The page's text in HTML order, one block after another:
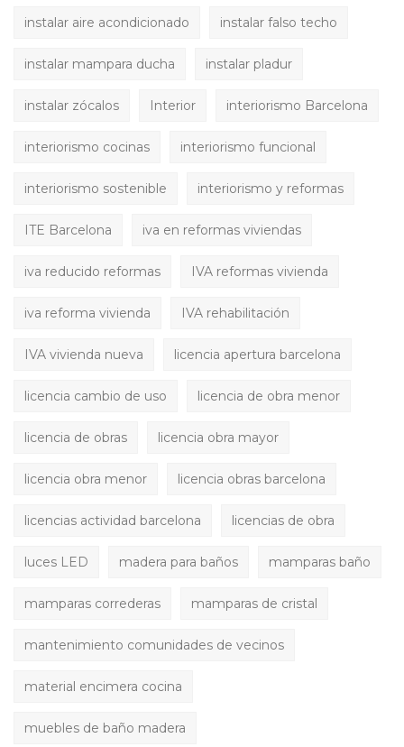
instalar aire acondicionado instalar falso techo
instalar mampara ducha instalar pladur
instalar zócalos Interior interiorismo Barcelona
interiorismo cocinas interiorismo funcional
interiorismo sostenible interiorismo y reformas
ITE Barcelona iva en reformas viviendas
iva reducido reformas IVA reformas vivienda
iva reforma vivienda IVA rehabilitación
IVA vivienda nueva licencia apertura barcelona
licencia cambio de uso licencia de obra menor
licencia de obras licencia obra mayor
licencia obra menor licencia obras barcelona
licencias actividad barcelona licencias de obra
luces LED madera para baños mamparas baño
mamparas correderas mamparas de cristal
mantenimiento comunidades de vecinos
material encimera cocina
muebles de baño madera